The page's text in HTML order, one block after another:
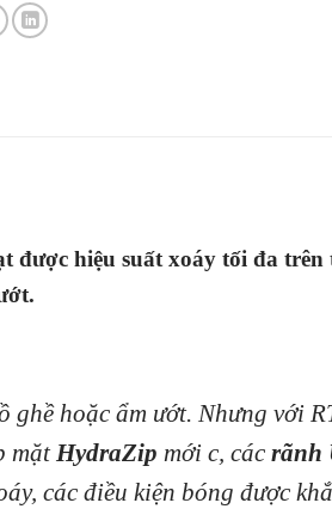
được hiệu suất xoáy tối đa
hoặc ẩm ướt. Nhưng với
mặtHydraZip mới c, các rãnh
các điều kiện bóng được